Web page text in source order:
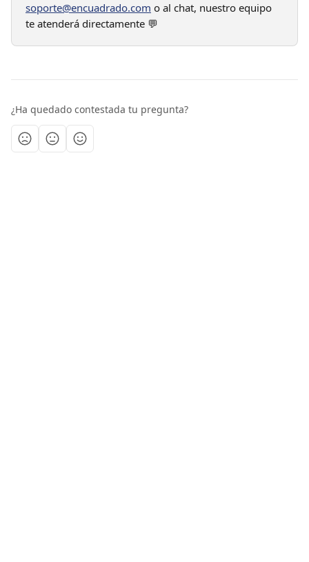
soporte@encuadrado.com o al chat, nuestro equipo
te atenderá directamente 💬
¿Ha quedado contestada tu pregunta?